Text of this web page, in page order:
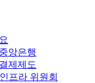
앙은행
제제도
프라 위원회